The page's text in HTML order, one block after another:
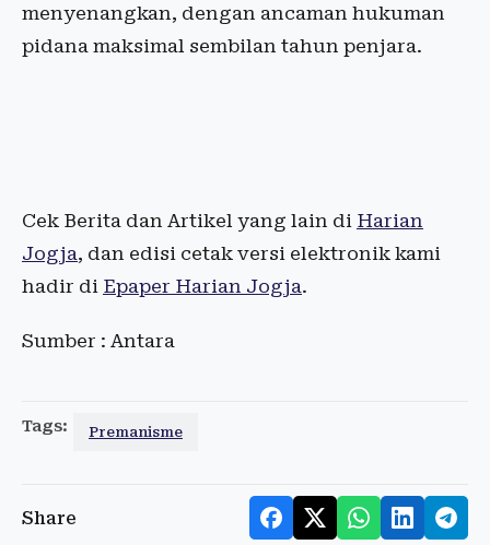
menyenangkan, dengan ancaman hukuman
pidana maksimal sembilan tahun penjara.
Cek Berita dan Artikel yang lain di Harian
Jogja, dan edisi cetak versi elektronik kami
hadir di Epaper Harian Jogja.
Sumber : Antara
Tags: Premanisme
Share